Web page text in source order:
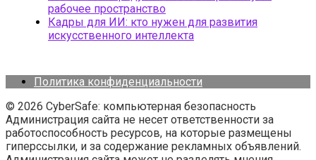
рабочее пространство
Кадры для ИИ: кто нужен для развития
искусственного интеллекта
Политика конфиденциальности
© 2026 CyberSafe: компьютерная безопасность
Администрация сайта не несет ответственности за
работоспособность ресурсов, на которые размещены
гиперссылки, и за содержание рекламных объявлений.